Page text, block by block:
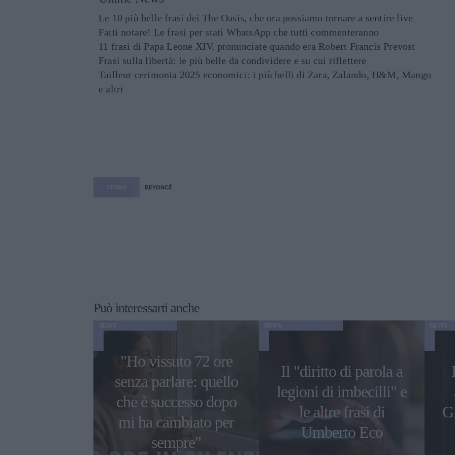
Le 10 più belle frasi dei The Oasis, che ora possiamo tornare a sentire live
Fatti notare! Le frasi per stati WhatsApp che tutti commenteranno
11 frasi di Papa Leone XIV, pronunciate quando era Robert Francis Prevost
Frasi sulla libertà: le più belle da condividere e su cui riflettere
Tailleur cerimonia 2025 economici: i più belli di Zara, Zalando, H&M, Mango
e altri
BEYONCÉ
Può interessarti anche
"Ho vissuto 72 ore
senza parlare: quello
che è successo dopo
mi ha cambiato per
sempre"
Il "diritto di parola a
legioni di imbecilli" e
le altre frasi di
Umberto Eco